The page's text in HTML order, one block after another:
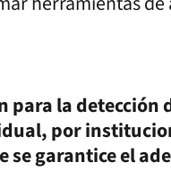
la detección
por
se garantice el